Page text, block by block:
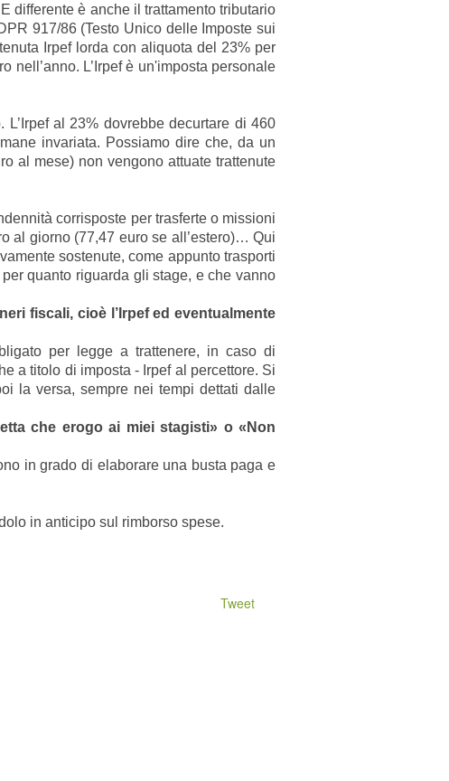
differente è anche il trattamento tributario
917/86 (Testo Unico delle Imposte sui
Irpef lorda con aliquota del 23% per
nell’anno. L’Irpef è un'imposta personale
al 23% dovrebbe decurtare di 460
invariata. Possiamo dire che, da un
al mese) non vengono attuate trattenute
corrisposte per trasferte o missioni
al giorno (77,47 euro se all’estero)… Qui
sostenute, come appunto trasporti
quanto riguarda gli stage, e che vanno
fiscali, cioè l’Irpef ed eventualmente
per legge a trattenere, in caso di
a titolo di imposta - Irpef al percettore. Si
la versa, sempre nei tempi dettati dalle
che erogo ai miei stagisti» o «Non
in grado di elaborare una busta paga e
in anticipo sul rimborso spese.
Tweet